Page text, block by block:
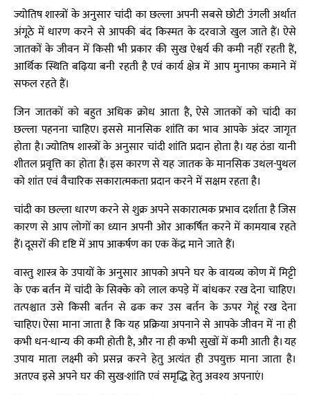
ज्योतिष शास्त्रों के अनुसार चांदी का छल्ला अपनी सबसे छोटी उंगली अर्थात
अंगूठे में धारण करने से आपकी बंद किस्मत के दरवाजे खुल जाते हैं। ऐसे
जातकों के जीवन में किसी भी प्रकार की सुख ऐश्वर्य की कमी नहीं रहती हैं,
आर्थिक स्थिति बढ़िया बनी रहती है एवं कार्य क्षेत्र में आप मुनाफा कमाने में
सफल रहते हैं।
जिन जातकों को बहुत अधिक क्रोध आता है, ऐसे जातकों को चांदी का
छल्ला पहनना चाहिए। इससे मानसिक शांति का भाव आपके अंदर जागृत
होता है। ज्योतिष शास्त्रों के अनुसार चांदी शांति प्रदान होता है। यह ठंडा यानी
शीतल प्रवृत्ति का होता है। इस कारण से यह जातक के मानसिक उथल-पुथल
को शांत एवं वैचारिक सकारात्मकता प्रदान करने में सक्षम रहता है।
चांदी का छल्ला धारण करने से शुक्र अपने सकारात्मक प्रभाव दर्शाता है जिस
कारण से आप लोगों का ध्यान अपनी ओर आकर्षित करने में कामयाब रहते
हैं। दूसरों की दृष्टि में आप आकर्षण का एक केंद्र माने जाते हैं।
वास्तु शास्त्र के उपायों के अनुसार आपको अपने घर के वायव्य कोण में मिट्टी
के एक बर्तन में चांदी के सिक्के को लाल कपड़े में बांधकर रख देना चाहिए।
तत्पश्चात उसे किसी बर्तन से ढक कर उस बर्तन के ऊपर गेहूं रख देना
चाहिए। ऐसा माना जाता है कि यह प्रक्रिया अपनाने से आपके जीवन में ना ही
कभी धन-धान्य की कमी होती है, और ना ही कभी सुखों में कमी आती है। यह
उपाय माता लक्ष्मी को प्रसन्न करने हेतु अत्यंत ही उपयुक्त माना जाता है।
अतएव इसे अपने घर की सुख-शांति एवं समृद्धि हेतु अवश्य अपनाएं।